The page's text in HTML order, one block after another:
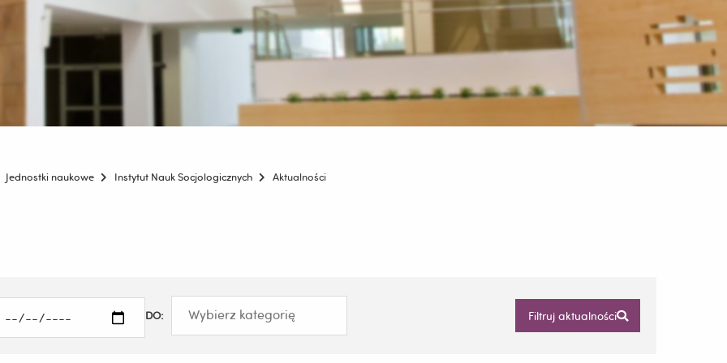
Jednostki naukowe Instytut Nauk Socjologicznych Aktualności
DO: Filtruj aktualności